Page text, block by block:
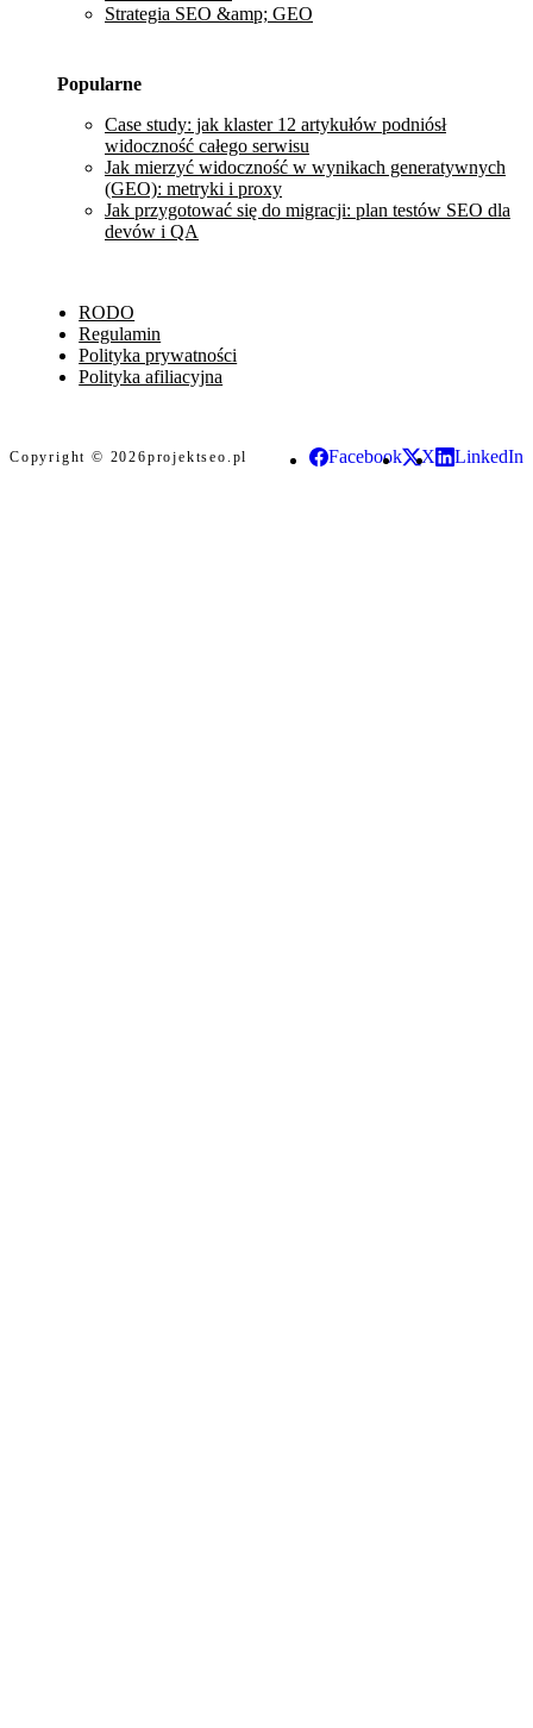
Strategia SEO &amp; GEO
Popularne
Case study: jak klaster 12 artykułów podniósł
widoczność całego serwisu
Jak mierzyć widoczność w wynikach generatywnych
(GEO): metryki i proxy
Jak przygotować się do migracji: plan testów SEO dla
devów i QA
RODO
Regulamin
Polityka prywatności
Polityka afiliacyjna
Copyright © 2026projektseo.pl Facebook X LinkedIn